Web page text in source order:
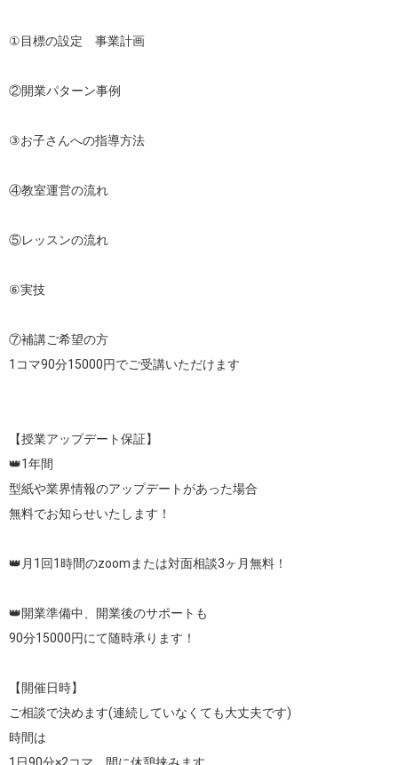
①目標の設定　事業計画
②開業パターン事例
③お子さんへの指導方法
④教室運営の流れ
⑤レッスンの流れ
⑥実技
⑦補講ご希望の方
1コマ90分15000円でご受講いただけます
【授業アップデート保証】
👑1年間
型紙や業界情報のアップデートがあった場合
無料でお知らせいたします！
👑月1回1時間のzoomまたは対面相談3ヶ月無料！
👑開業準備中、開業後のサポートも
90分15000円にて随時承ります！
【開催日時】
ご相談で決めます(連続していなくても大丈夫です)
時間は